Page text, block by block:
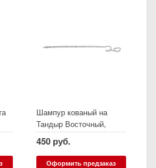
Шампур кованый на
Тандыр Восточный,
Алладин mini, Есаул,
нержавеющая сталь,
длина 43 см (Амфора)
450 руб.
Оформить предзаказ